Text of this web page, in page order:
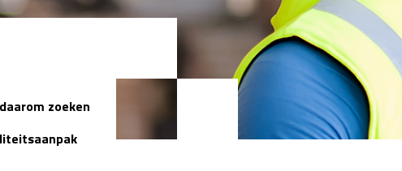
zoeken